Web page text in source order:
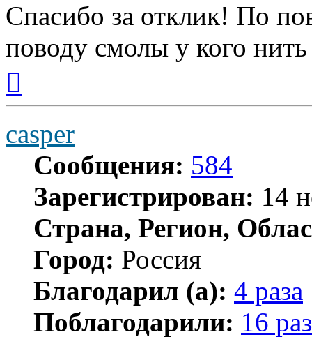
Спасибо за отклик! По
поводу смолы у кого
началу
casper
Сообщения: 584
Зарегистрирован: 14
Страна, Регион,
Город: Россия
Благодарил (а): 4 раза
Поблагодарили: 16 раз